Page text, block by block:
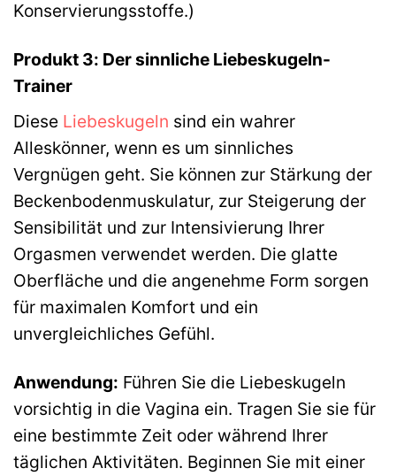
Konservierungsstoffe.)
Produkt 3: Der sinnliche Liebeskugeln-
Trainer
Diese Liebeskugeln sind ein wahrer
Alleskönner, wenn es um sinnliches
Vergnügen geht. Sie können zur Stärkung der
Beckenbodenmuskulatur, zur Steigerung der
Sensibilität und zur Intensivierung Ihrer
Orgasmen verwendet werden. Die glatte
Oberfläche und die angenehme Form sorgen
für maximalen Komfort und ein
unvergleichliches Gefühl.
Anwendung: Führen Sie die Liebeskugeln
vorsichtig in die Vagina ein. Tragen Sie sie für
eine bestimmte Zeit oder während Ihrer
täglichen Aktivitäten. Beginnen Sie mit einer